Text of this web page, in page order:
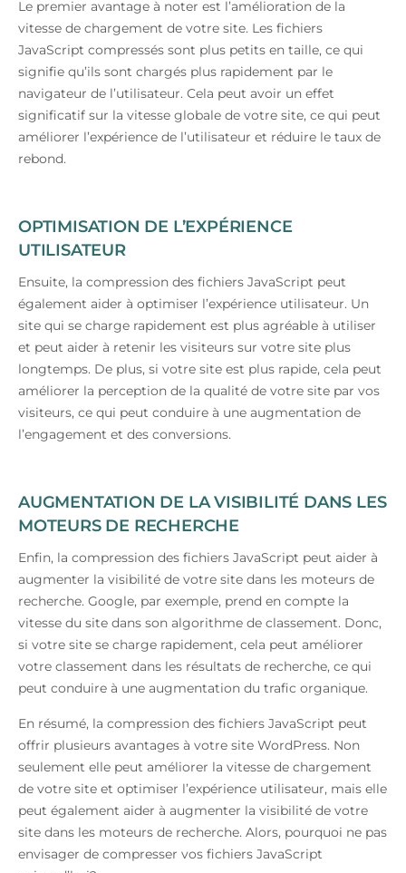
Le premier avantage à noter est l’amélioration de la
vitesse de chargement de votre site. Les fichiers
JavaScript compressés sont plus petits en taille, ce qui
signifie qu’ils sont chargés plus rapidement par le
navigateur de l’utilisateur. Cela peut avoir un effet
significatif sur la vitesse globale de votre site, ce qui peut
améliorer l’expérience de l’utilisateur et réduire le taux de
rebond.
OPTIMISATION DE L’EXPÉRIENCE
UTILISATEUR
Ensuite, la compression des fichiers JavaScript peut
également aider à optimiser l’expérience utilisateur. Un
site qui se charge rapidement est plus agréable à utiliser
et peut aider à retenir les visiteurs sur votre site plus
longtemps. De plus, si votre site est plus rapide, cela peut
améliorer la perception de la qualité de votre site par vos
visiteurs, ce qui peut conduire à une augmentation de
l’engagement et des conversions.
AUGMENTATION DE LA VISIBILITÉ DANS LES
MOTEURS DE RECHERCHE
Enfin, la compression des fichiers JavaScript peut aider à
augmenter la visibilité de votre site dans les moteurs de
recherche. Google, par exemple, prend en compte la
vitesse du site dans son algorithme de classement. Donc,
si votre site se charge rapidement, cela peut améliorer
votre classement dans les résultats de recherche, ce qui
peut conduire à une augmentation du trafic organique.
En résumé, la compression des fichiers JavaScript peut
offrir plusieurs avantages à votre site WordPress. Non
seulement elle peut améliorer la vitesse de chargement
de votre site et optimiser l’expérience utilisateur, mais elle
peut également aider à augmenter la visibilité de votre
site dans les moteurs de recherche. Alors, pourquoi ne pas
envisager de compresser vos fichiers JavaScript